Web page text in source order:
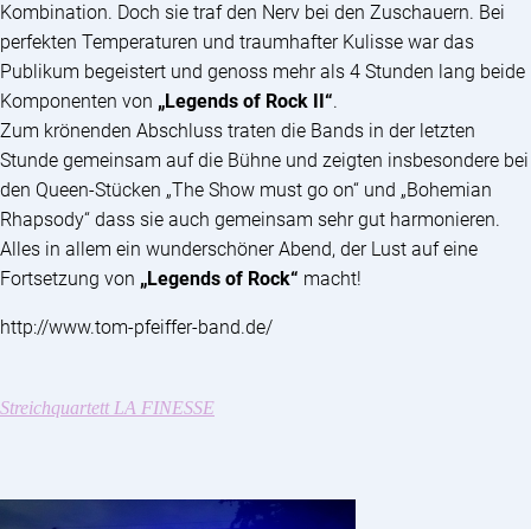
Kombination. Doch sie traf den Nerv bei den Zuschauern. Bei
perfekten Temperaturen und traumhafter Kulisse war das
Publikum begeistert und genoss mehr als 4 Stunden lang beide
Komponenten von „Legends of Rock II“.
Zum krönenden Abschluss traten die Bands in der letzten
Stunde gemeinsam auf die Bühne und zeigten insbesondere bei
den Queen-Stücken „The Show must go on“ und „Bohemian
Rhapsody“ dass sie auch gemeinsam sehr gut harmonieren.
Alles in allem ein wunderschöner Abend, der Lust auf eine
Fortsetzung von „Legends of Rock“ macht!
http://www.tom-pfeiffer-band.de/
Streichquartett LA FINESSE